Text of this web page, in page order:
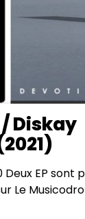
/ Diskay
Deux EP sont
Le